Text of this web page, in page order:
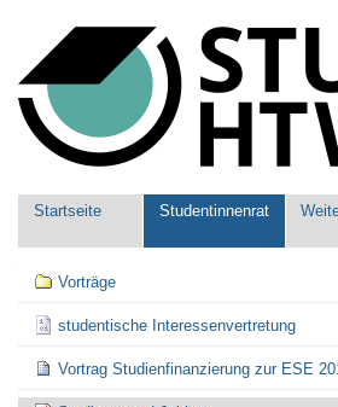
Werkzeuge
Sektionen
Startseite Studentinnenrat
Navigation
Vorträge
studentische Interessenvertretung
Vortrag Studienfinanzierung zur ESE